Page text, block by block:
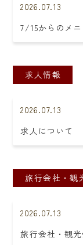
2026.07.13
7/15からのメ
求人情報
2026.07.13
求人について
旅行会社・観
2026.07.13
旅行会社・観